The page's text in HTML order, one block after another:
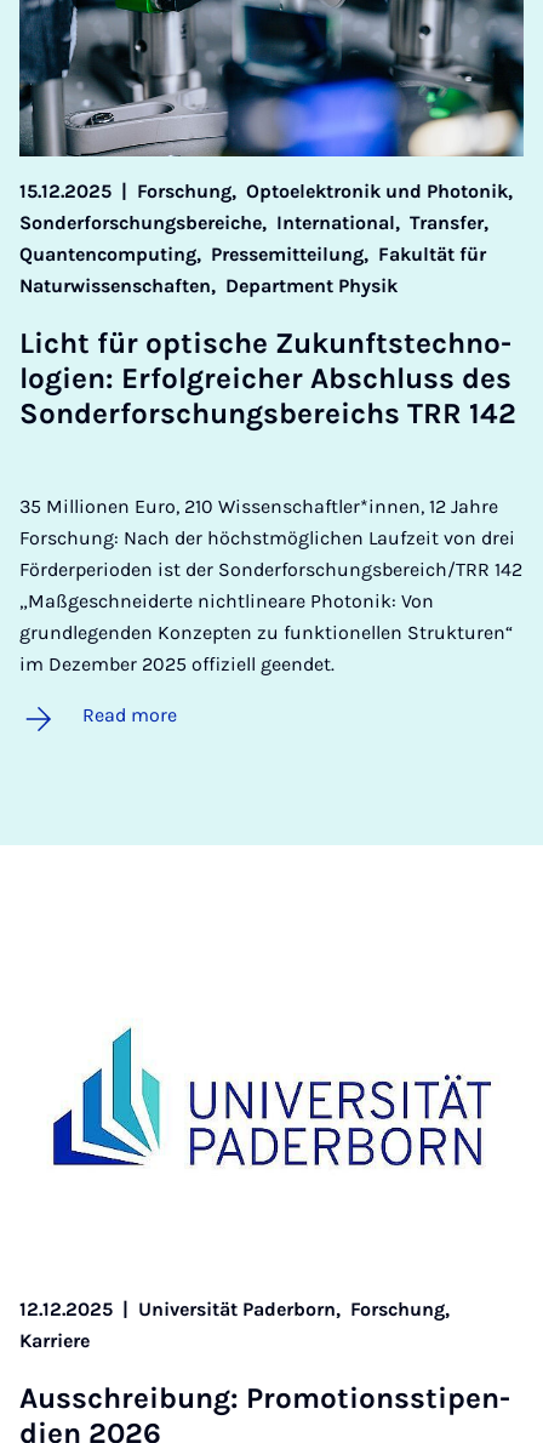
15.12.2025 | Forschung, Optoelektronik und Photonik,
Sonderforschungsbereiche, International, Transfer,
Quantencomputing, Pressemitteilung, Fakultät für
Naturwissenschaften, Department Physik
Licht für optische Zukun­ft­s­tech­no­
lo­gi­en: Er­fol­greich­er Ab­schluss des
Son­der­forschungs­bereichs TRR 142
35 Millionen Euro, 210 Wissenschaftler*innen, 12 Jahre
Forschung: Nach der höchstmöglichen Laufzeit von drei
Förderperioden ist der Sonderforschungsbereich/TRR 142
„Maßgeschneiderte nichtlineare Photonik: Von
grundlegenden Konzepten zu funktionellen Strukturen“
im Dezember 2025 offiziell geendet.
Read more
12.12.2025 | Universität Paderborn, Forschung,
Karriere
Aus­s­chreibung: Pro­mo­tionss­ti­pen­
di­en 2026